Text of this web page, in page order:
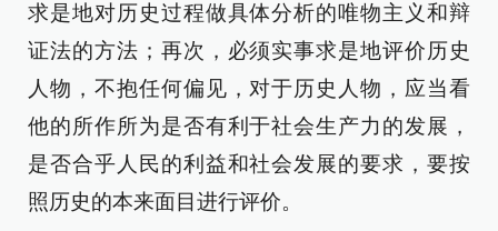
求是地对历史过程做具体分析的唯物主义和辩
证法的方法；再次，必须实事求是地评价历史
人物，不抱任何偏见，对于历史人物，应当看
他的所作所为是否有利于社会生产力的发展，
是否合乎人民的利益和社会发展的要求，要按
照历史的本来面目进行评价。